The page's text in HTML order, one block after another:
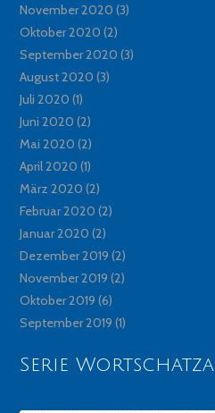
November 2020 (3)
Oktober 2020 (2)
September 2020 (3)
August 2020 (3)
Juli 2020 (1)
Juni 2020 (2)
Mai 2020 (2)
April 2020 (1)
März 2020 (2)
Februar 2020 (2)
Januar 2020 (2)
Dezember 2019 (2)
November 2019 (2)
Oktober 2019 (6)
September 2019 (1)
Serie